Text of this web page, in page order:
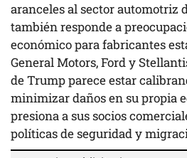
aranceles al sector automotriz
también responde a
económico para fabricantes
General Motors, Ford y
de Trump parece estar
minimizar daños en su propia
presiona a sus socios
políticas de seguridad y